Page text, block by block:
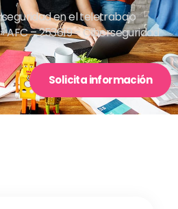
en el teletrabajo
AFC – 253619 – Ciberseguridad
Solicita información